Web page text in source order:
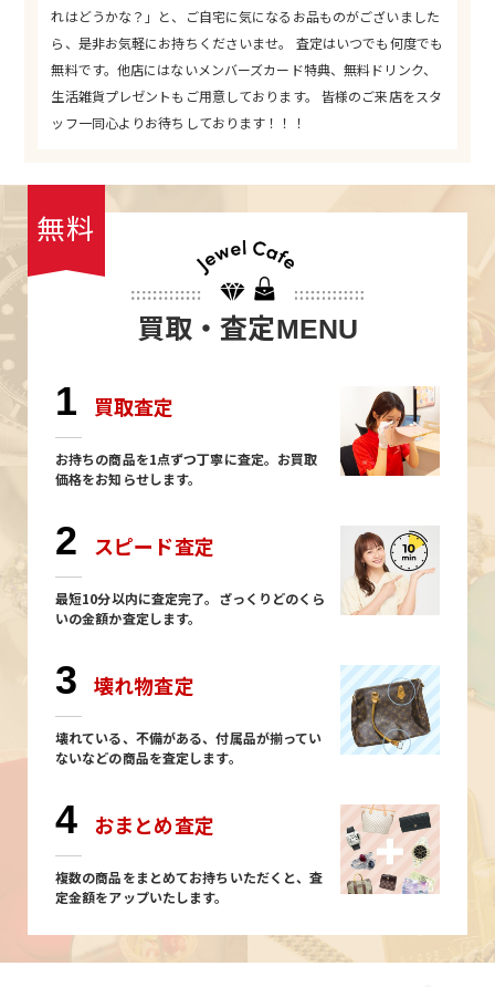
れはどうかな？」と、ご自宅に気になるお品ものがございました
ら、是非お気軽にお持ちくださいませ。 査定はいつでも何度でも
無料です。他店にはないメンバーズカード特典、無料ドリンク、
生活雑貨プレゼントもご用意しております。 皆様のご来店をスタ
ッフ一同心よりお待ちしております！！！
無料
買取・査定MENU
1 買取査定
お持ちの商品を1点ずつ丁寧に査定。お買取
価格をお知らせします。
2 スピード査定
最短10分以内に査定完了。ざっくりどのくら
いの金額か査定します。
3 壊れ物査定
壊れている、不備がある、付属品が揃ってい
ないなどの商品を査定します。
4 おまとめ査定
複数の商品をまとめてお持ちいただくと、査
定金額をアップいたします。